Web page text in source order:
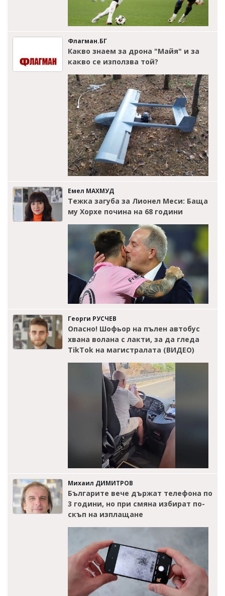
Флагман.БГ
Какво знаем за дрона "Майя" и за
какво се използва той?
Емел МАХМУД
Тежка загуба за Лионел Меси: Баща
му Хорхе почина на 68 години
Георги РУСЧЕВ
Опасно! Шофьор на пълен автобус
хвана волана с лакти, за да гледа
TikTok на магистралата (ВИДЕО)
Михаил ДИМИТРОВ
Българите вече държат телефона по
3 години, но при смяна избират по-
скъп на изплащане